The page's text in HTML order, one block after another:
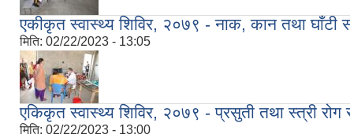
एकीकृत स्वास्थ्य शिविर, २०७९ - नाक, कान तथा घाँटी
मिति: 02/22/2023 - 13:05
एकिकृत स्वास्थ्य शिविर, २०७९ - प्रसुती तथा स्त्री रोग
मिति: 02/22/2023 - 13:00